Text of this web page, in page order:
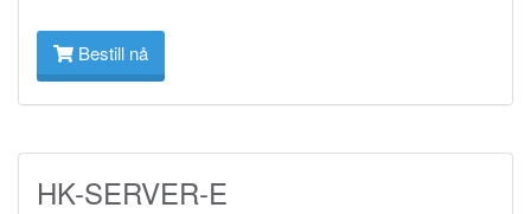
Bestill nå
HK-SERVER-E